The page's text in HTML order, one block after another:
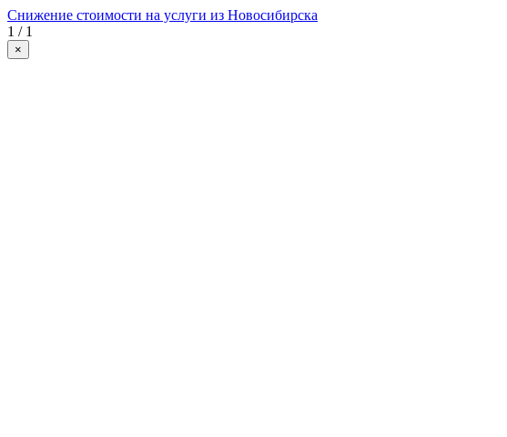
Снижение стоимости на услуги из Новосибирска
1 / 1
×